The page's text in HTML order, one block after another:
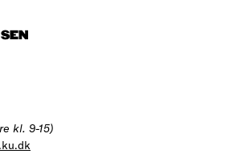
kl. 9-15)